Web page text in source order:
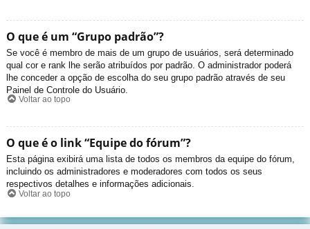
O que é um “Grupo padrão”?
Se você é membro de mais de um grupo de usuários, será determinado
qual cor e rank lhe serão atribuídos por padrão. O administrador poderá
lhe conceder a opção de escolha do seu grupo padrão através de seu
Painel de Controle do Usuário.
Voltar ao topo
O que é o link “Equipe do fórum”?
Esta página exibirá uma lista de todos os membros da equipe do fórum,
incluindo os administradores e moderadores com todos os seus
respectivos detalhes e informações adicionais.
Voltar ao topo